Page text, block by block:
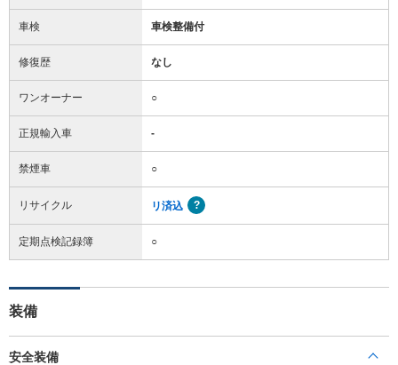
車検 車検整備付
修復歴 なし
ワンオーナー ○
正規輸入車 -
禁煙車 ○
リサイクル リ済込
定期点検記録簿 ○
装備
安全装備